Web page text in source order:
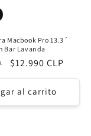
Macbook Pro 13.3´
Bar Lavanda
Precio
de
oferta
$12.990 CLP
al carrito